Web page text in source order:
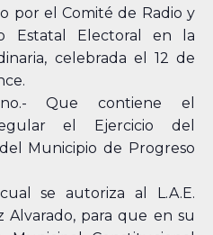
por el Comité de Radio y
Estatal Electoral en la
celebrada el 12 de
Que contiene el
el Ejercicio del
Municipio de Progreso
se autoriza al L.A.E.
Alvarado, para que en su